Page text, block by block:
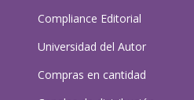
Compliance Editorial
Universidad del Autor
Compras en cantidad